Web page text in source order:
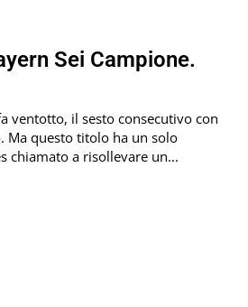
Sei Campione.
ventotto, il sesto consecutivo con
Ma questo titolo ha un solo
chiamato a risollevare un...